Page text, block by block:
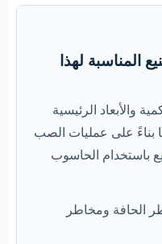
المناسبة لهذا
والأبعاد الرئيسية
بناءً على عمليات الصب
باستخدام الحاسوب
الحافة ومخاطر